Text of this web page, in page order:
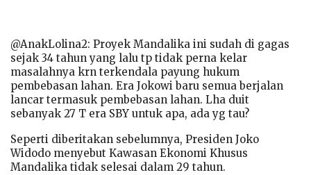
@AnakLolina2: Proyek Mandalika ini sudah di gagas
sejak 34 tahun yang lalu tp tidak perna kelar
masalahnya krn terkendala payung hukum
pembebasan lahan. Era Jokowi baru semua berjalan
lancar termasuk pembebasan lahan. Lha duit
sebanyak 27 T era SBY untuk apa, ada yg tau?
Seperti diberitakan sebelumnya, Presiden Joko
Widodo menyebut Kawasan Ekonomi Khusus
Mandalika tidak selesai dalam 29 tahun.